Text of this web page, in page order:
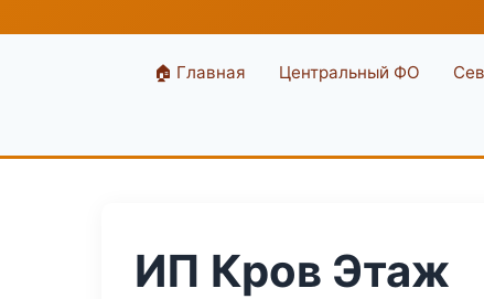
🏠 Главная Центральный ФО
ИП Кров Этаж